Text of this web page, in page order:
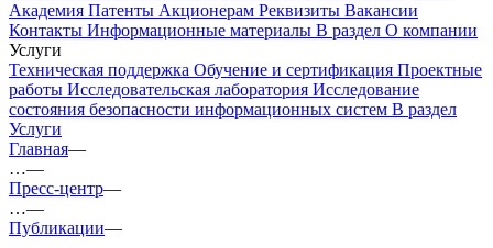
Академия Патенты Акционерам Реквизиты Вакансии
Контакты Информационные материалы В раздел О компании
Услуги
Техническая поддержка Обучение и сертификация Проектные
работы Исследовательская лаборатория Исследование
состояния безопасности информационных систем В раздел
Услуги
Главная—
…—
Пресс-центр—
…—
Публикации—